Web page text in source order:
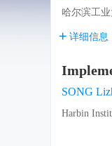
哈尔滨工
详细信息
SONG
Harbin